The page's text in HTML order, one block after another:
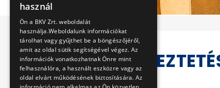
használ
Ön a BKV Zrt. weboldalát
használja.Weboldalunk információkat
tárolhat vagy gyűjthet be a böngészőjéről,
amit az oldal sütik segítségével végez. Az
információk vonatkozhatnak Önre mint
felhasználóra, a használt eszközre vagy az
oldal elvárt működésének biztosítására. Az